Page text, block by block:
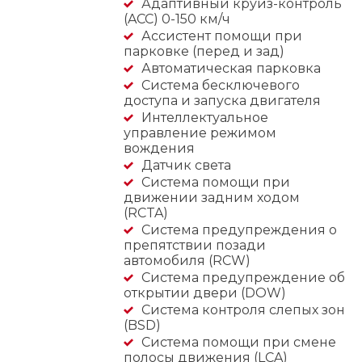
Адаптивный круиз-контроль
(ACC) 0-150 км/ч
Ассистент помощи при
парковке (перед и зад)
Автоматическая парковка
Система бесключевого
доступа и запуска двигателя
Интеллектуальное
управление режимом
вождения
Датчик света
Система помощи при
движении задним ходом
(RCTA)
Система предупреждения о
препятствии позади
автомобиля (RCW)
Система предупреждение об
открытии двери (DOW)
Система контроля слепых зон
(BSD)
Система помощи при смене
полосы движения (LCA)